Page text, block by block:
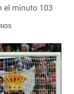
el minuto 103